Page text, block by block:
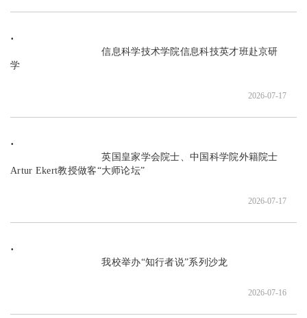
                               信息科学技术学院信息科技英才班赴京研
学
2026-07-17
                               英国皇家学会院士、中国科学院外籍院士
Artur Ekert教授做客“大师论坛”
2026-07-17
                               我校举办“知行者说”系列沙龙
2026-07-16